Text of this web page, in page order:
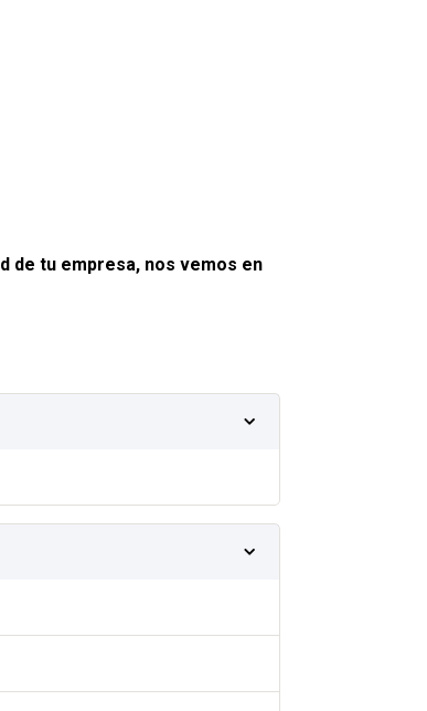
de tu empresa, nos vemos en